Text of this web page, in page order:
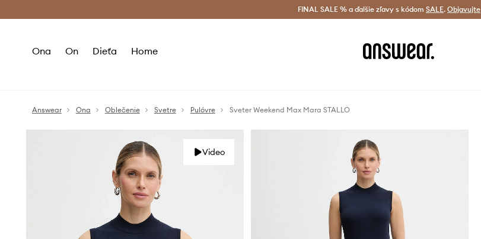
Bezplatná doprava od 60 € > Doručenie aj do 24 h >
FINAL SALE % a ďalšie zľavy s kódom SALE. Objavujte
Ona On Dieťa Home
Answear Ona Oblečenie Svetre Pulóvre Sveter Weekend Max Mara STALLO
Video